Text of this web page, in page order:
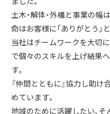
土木・解体・外構と事業の幅
命はお客様に「ありがとう」
当社はチームワークを大切
で個々のスキルを上げ結果
す。
『仲間とともに』協力し助
めています。
地域のために活躍したい、